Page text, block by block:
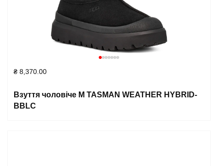
₴ 8,370.00
Взуття чоловіче M TASMAN WEATHER HYBRID-
BBLC